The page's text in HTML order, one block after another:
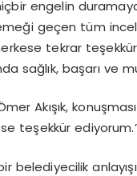
engelin
geçen tüm
tekrar
sağlık, başarı ve
Akışık,
teşekkür
belediyecilik